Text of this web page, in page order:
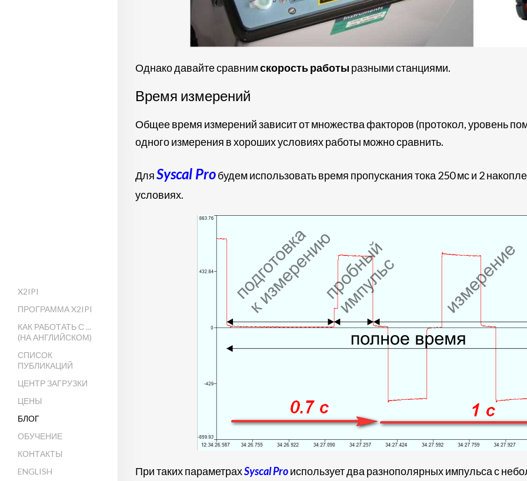
X2IPI
ПРОГРАММА X2IPI
КАК РАБОТАТЬ С ...
(НА АНГЛИЙСКОМ)
СПИСОК
ПУБЛИКАЦИЙ
ЦЕНТР ЗАГРУЗКИ
ЦЕНЫ
БЛОГ
ОБУЧЕНИЕ
КОНТАКТЫ
ENGLISH
Однако давайте сравнимскорость работыразными станциями.
Время измерений
Общее время измерений зависит от множества факторов (протокол, уровень
одного измерения в хороших условиях работы можно сравнить.
ДляSyscal Proбудем использовать время пропускания тока 250 мс и 2
условиях.
При таких параметрахSyscal Proиспользует два разнополярных импульса с